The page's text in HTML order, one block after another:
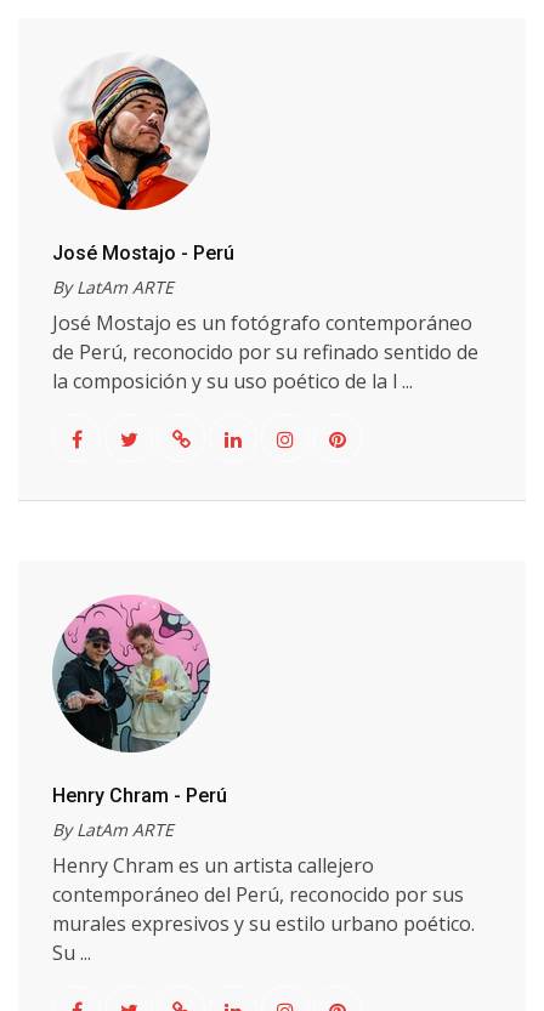
José Mostajo - Perú
By LatAm ARTE
José Mostajo es un fotógrafo contemporáneo
de Perú, reconocido por su refinado sentido de
la composición y su uso poético de la l ...
Henry Chram - Perú
By LatAm ARTE
Henry Chram es un artista callejero
contemporáneo del Perú, reconocido por sus
murales expresivos y su estilo urbano poético.
Su ...